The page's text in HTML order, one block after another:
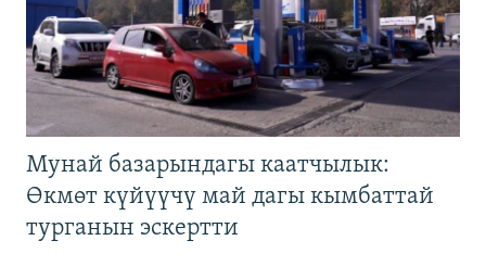
Мунай базарындагы каатчылык:
Өкмөт күйүүчү май дагы кымбаттай
турганын эскертти